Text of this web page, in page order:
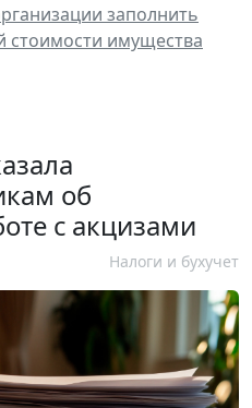
заполнить
стоимости имущества
об
с акцизами
Налоги и бухучет